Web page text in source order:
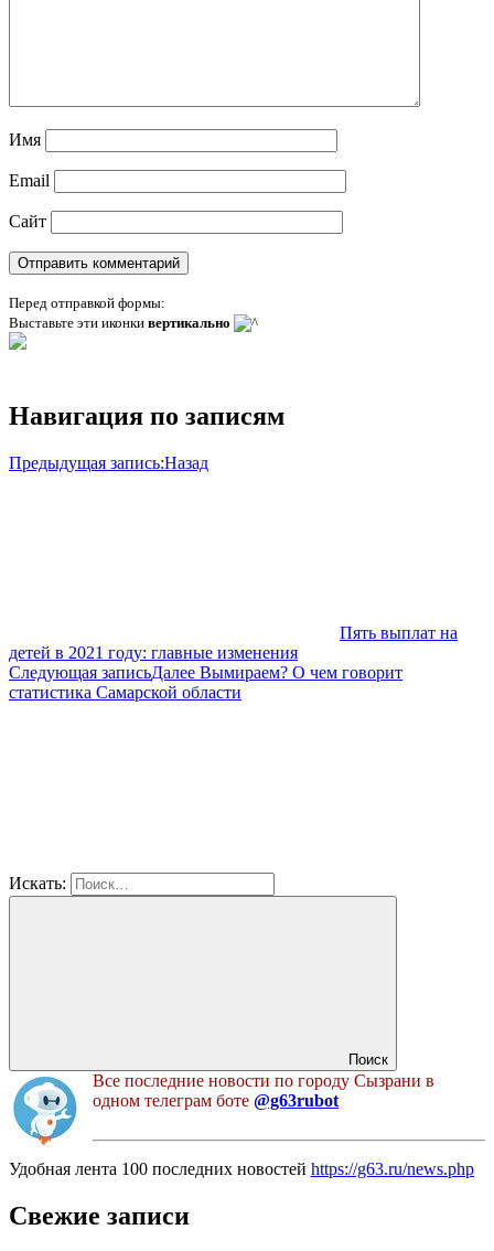
Имя
Email
Сайт
Перед отправкой формы:
Выставьте эти иконки вертикально
Навигация по записям
Предыдущая запись:Назад
Пять выплат на
детей в 2021 году: главные изменения
Следующая записьДалее Вымираем? О чем говорит
статистика Самарской области
Искать:
Поиск
Все последние новости по городу Сызрани в
одном телеграм боте @g63rubot
Удобная лента 100 последних новостей https://g63.ru/news.php
Свежие записи